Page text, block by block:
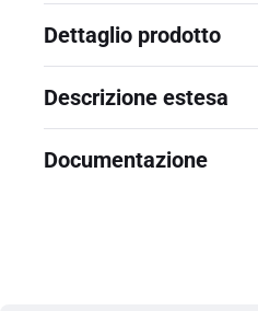
Dettaglio prodotto
Descrizione estesa
Documentazione